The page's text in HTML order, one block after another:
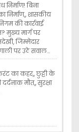
बिना
निर्माण,, शासकीय
की कार्रवाई
मुख्य मार्ग पर
जिम्मेदार
पर उठे सवाल…
का कहर,, छुट्टी के
मौत,, सुरक्षा